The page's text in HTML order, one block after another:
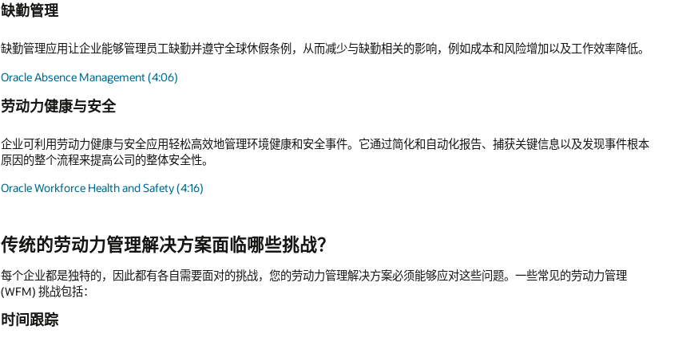
缺勤管理
缺勤管理应用让企业能够管理员工缺勤并遵守全球休假条例，从而减少与缺勤相关的影响，例如成本和风险增加以及工作效率降低。
Oracle Absence Management (4:06)
劳动力健康与安全
企业可利用劳动力健康与安全应用轻松高效地管理环境健康和安全事件。它通过简化和自动化报告、捕获关键信息以及发现事件根本
原因的整个流程来提高公司的整体安全性。
Oracle Workforce Health and Safety (4:16)
传统的劳动力管理解决方案面临哪些挑战？
每个企业都是独特的，因此都有各自需要面对的挑战，您的劳动力管理解决方案必须能够应对这些问题。一些常见的劳动力管理
(WFM) 挑战包括：
时间跟踪